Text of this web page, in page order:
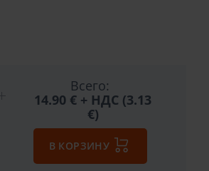
Всего:
14.90 € + НДС (3.13
€)
В КОРЗИНУ